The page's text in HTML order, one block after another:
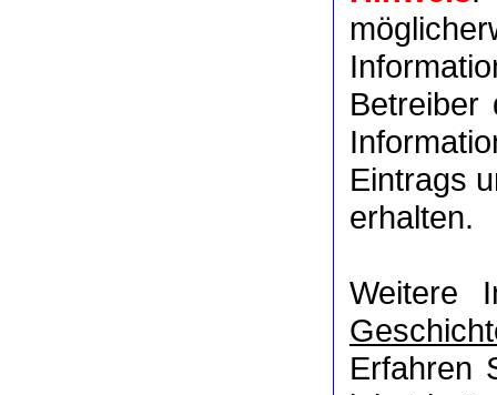
Eintrags
erhalten.
Weitere
Erfahren